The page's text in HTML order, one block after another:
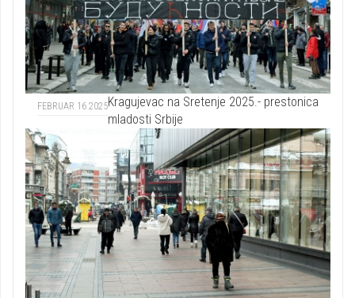
FEBRUAR 16 2025Kragujevac na Sretenje 2025.- prestonica
mladosti Srbije